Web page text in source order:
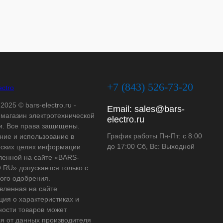
© bars-electro.ru -
электротехнической
Все права защищены.
и использование в
целях информации
на сайте «BARS-
допускается только с
одобрения.
на сайте
о характеристиках и
товаров может
от данных производителя
+7 (843) 526-73-20
Email: sales@bars-
electro.ru
График работы Пн-Пт: с 8:00
до 17:00 Сб, Вс: Выходной